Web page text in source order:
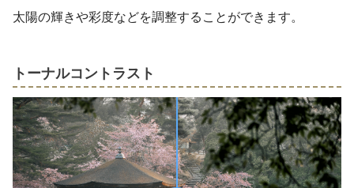
太陽の輝きや彩度などを調整することができます。
トーナルコントラスト